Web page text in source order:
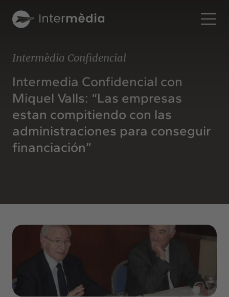
Intermèdia
Sobre nosotros
Interconexión
Nuestros servicios
Interacción
Proyectos
Interrelación
Insights
Actualidad
Intercambio
Contacto
Intermèdia Confidencial
Intermedia Confidencial con
Miquel Valls: “Las empresas
estan compitiendo con las
administraciones para conseguir
financiación”